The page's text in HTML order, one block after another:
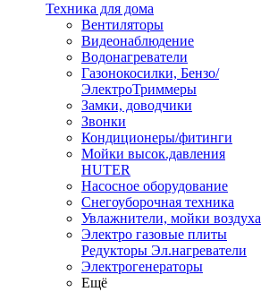
Техника для дома
Вентиляторы
Видеонаблюдение
Водонагреватели
Газонокосилки, Бензо/
ЭлектроТриммеры
Замки, доводчики
Звонки
Кондиционеры/фитинги
Мойки высок.давления
HUTER
Насосное оборудование
Снегоуборочная техника
Увлажнители, мойки воздуха
Электро газовые плиты
Редукторы Эл.нагреватели
Электрогенераторы
Ещё